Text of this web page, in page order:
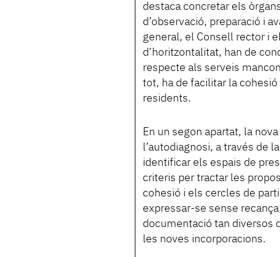
destaca concretar els
d’observació, preparació i
general, el Consell rector i
d’horitzontalitat, han de
respecte als serveis
tot, ha de facilitar la
residents.
En un segon apartat, la
l’autodiagnosi, a través de
identificar els espais de
criteris per tractar les
cohesió i els cercles de
expressar-se sense
documentació tan diversos
les noves incorporacions.